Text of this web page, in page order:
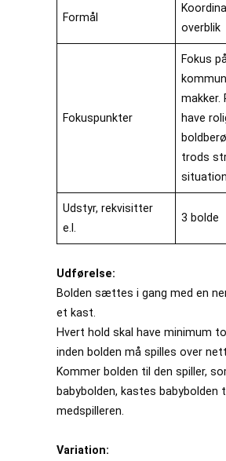
Formål
overblik
Fokuspunkter
Fokus på
makker.
have
trods
Udstyr, rekvisitter
e.l.
3 bolde
Udførelse:
Bolden sættes i gang med en
et kast.
Hvert hold skal have minimum
inden bolden må spilles over
Kommer bolden til den spiller,
babybolden, kastes babybolden
medspilleren.
Variation: